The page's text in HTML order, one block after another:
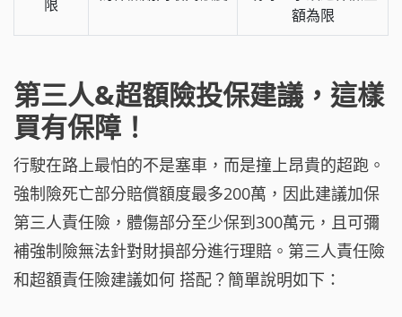
限
額為限
第三人&超額險投保建議，這樣
買有保障！
行駛在路上最怕的不是塞車，而是撞上昂貴的超跑。
強制險死亡部分賠償額度最多200萬，因此建議加保
第三人責任險，體傷部分至少保到300萬元，且可彌
補強制險無法針對財損部分進行理賠。第三人責任險
和超額責任險建議如何 搭配？簡單說明如下：